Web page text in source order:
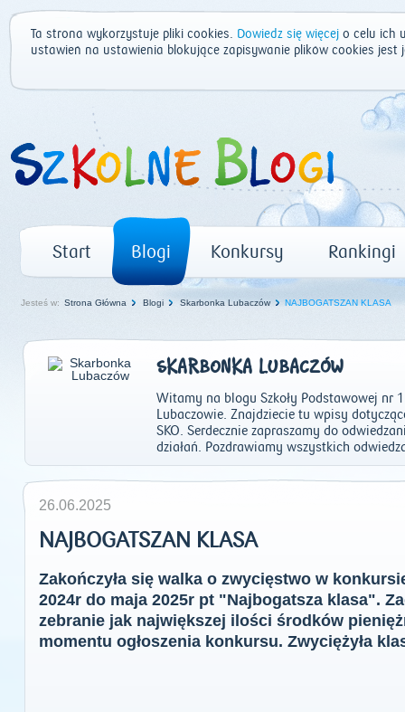
Ta strona wykorzystuje pliki cookies. Dowiedz się więcej o celu ich
ustawień na ustawienia blokujące zapisywanie plików cookies
Start Blogi Konkursy Rankingi
Jesteś w: Strona Główna Blogi Skarbonka Lubaczów NAJBOGATSZAN KLASA
SKARBONKA LUBACZÓW
Witamy na blogu Szkoły Podstawowej nr
Lubaczowie. Znajdziecie tu wpisy
SKO. Serdecznie zapraszamy do
działań. Pozdrawiamy wszystkich
26.06.2025
NAJBOGATSZAN KLASA
Zakończyła się walka o zwycięstwo w
2024r do maja 2025r pt "Najbogatsza klasa".
zebranie jak największej ilości środków
momentu ogłoszenia konkursu. Zwyciężyła